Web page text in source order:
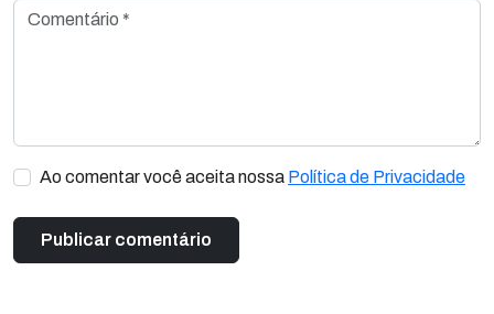
Comentário *
Ao comentar você aceita nossa Política de Privacidade